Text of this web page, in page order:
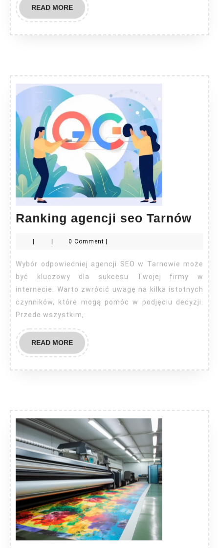
READ MOREREAD
MORE
Ranking agencji seo Tarnów
seo
| | 0 Comment |
Wybór odpowiedniej agencji SEO w Tarnowie może
być kluczowy dla sukcesu Twojej firmy w
internecie. Warto zwrócić uwagę na kilka istotnych
czynników, które mogą pomóc w podjęciu decyzji.
Przede wszystkim,
READ MOREREAD
MORE